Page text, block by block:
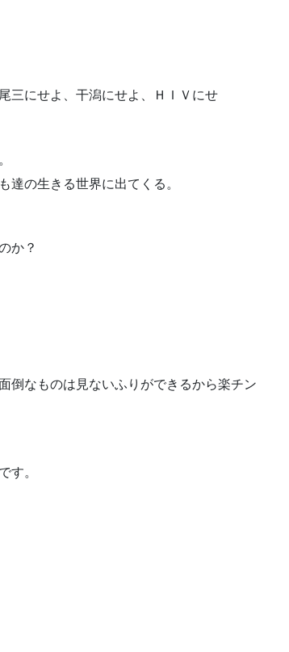
三にせよ、干潟にせよ、ＨＩＶにせ
達の生きる世界に出てくる。
か？
倒なものは見ないふりができるから楽チン
す。